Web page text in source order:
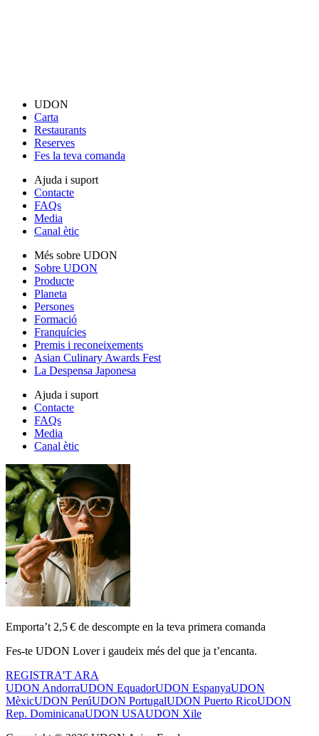
UDON
Carta
Restaurants
Reserves
Fes la teva comanda
Ajuda i suport
Contacte
FAQs
Media
Canal ètic
Més sobre UDON
Sobre UDON
Producte
Planeta
Persones
Formació
Franquícies
Premis i reconeixements
Asian Culinary Awards Fest
La Despensa Japonesa
Ajuda i suport
Contacte
FAQs
Media
Canal ètic
Emporta’t 2,5 € de descompte en la teva primera comanda
Fes-te UDON Lover i gaudeix més del que ja t’encanta.
REGISTRA'T ARA
UDON AndorraUDON EquadorUDON EspanyaUDON
MèxicUDON PerúUDON PortugalUDON Puerto RicoUDON
Rep. DominicanaUDON USAUDON Xile